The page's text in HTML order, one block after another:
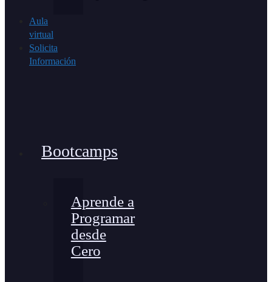
Aula
virtual
Solicita
Información
Bootcamps
Aprende a
Programar
desde
Cero